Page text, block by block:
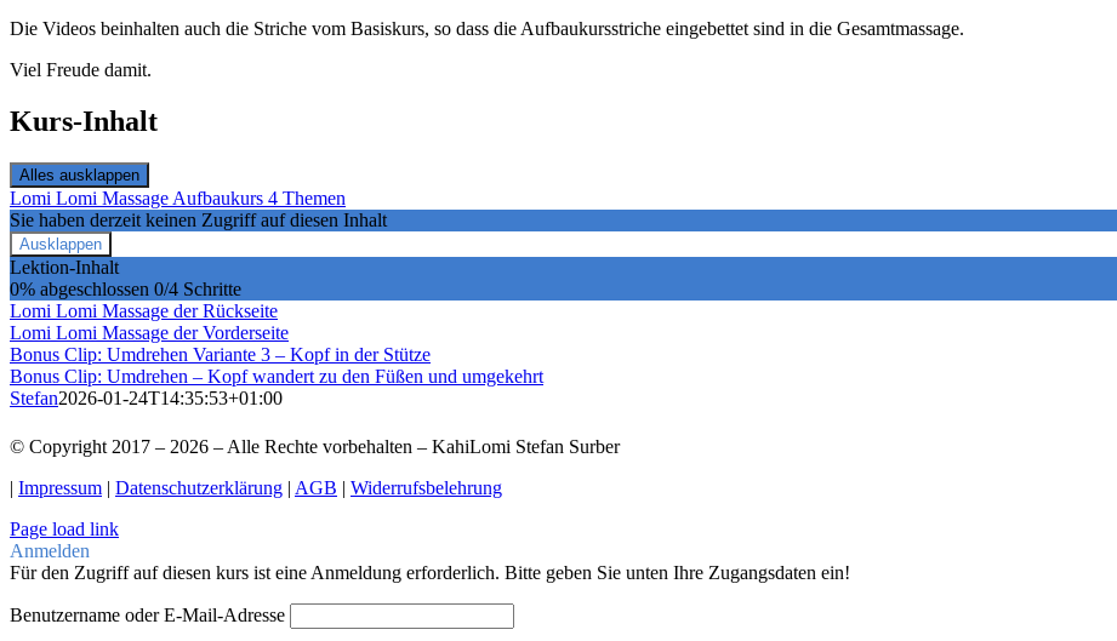
Die Videos beinhalten auch die Striche vom Basiskurs, so dass die Aufbaukursstriche eingebettet sind in die Gesamtmassage.
Viel Freude damit.
Kurs-Inhalt
Alles ausklappen
Lektionen
Lomi Lomi Massage Aufbaukurs 4 Themen
Sie haben derzeit keinen Zugriff auf diesen Inhalt
Ausklappen
Lomi
Lomi
Massage
Aufbaukurs
Lektion-Inhalt
0% abgeschlossen 0/4 Schritte
Lomi Lomi Massage der Rückseite
Lomi Lomi Massage der Vorderseite
Bonus Clip: Umdrehen Variante 3 – Kopf in der Stütze
Bonus Clip: Umdrehen – Kopf wandert zu den Füßen und umgekehrt
Stefan2026-01-24T14:35:53+01:00
© Copyright 2017 – 2026 – Alle Rechte vorbehalten – KahiLomi Stefan Surber
| Impressum | Datenschutzerklärung | AGB | Widerrufsbelehrung
Page load link
Anmelden
Für den Zugriff auf diesen kurs ist eine Anmeldung erforderlich. Bitte geben Sie unten Ihre Zugangsdaten ein!
Benutzername oder E-Mail-Adresse